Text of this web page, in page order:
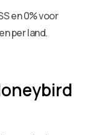
en 0% voor
per land.